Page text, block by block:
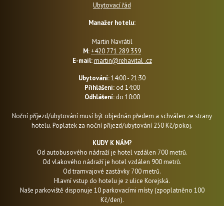
Ubytovací řád
Manažer hotelu:
Martin Navrátil
M:+420 771 289 359
E-mail: martin@rehavital .cz
Ubytování:14:00 - 21:30
Přihlášení:od 14:00
Odhlášení:do 10:00
Noční příjezd/ubytování musí být objednán předem a schválen ze strany
hotelu. Poplatek za noční příjezd/ubytování 250 Kč/pokoj.
KUDY K NÁM?
Od autobusového nádraží je hotel vzdálen 700 metrů.
Od vlakového nádraží je hotel vzdálen 900 metrů.
Od tramvajové zastávky 700 metrů.
Hlavní vstup do hotelu je z ulice Korejská.
Naše parkoviště disponuje 10 parkovacími místy (zpoplatněno 100
Kč/den).